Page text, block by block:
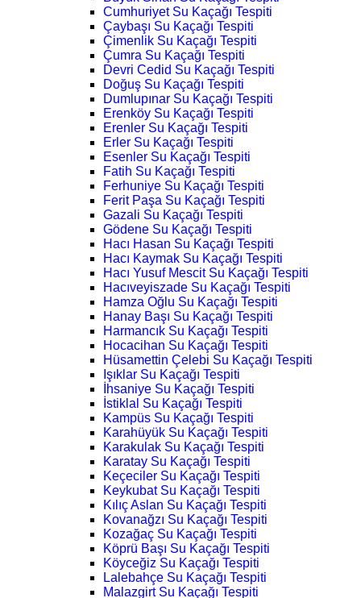
Cumhuriyet Su Kaçağı Tespiti
Çaybaşı Su Kaçağı Tespiti
Çimenlik Su Kaçağı Tespiti
Çumra Su Kaçağı Tespiti
Devri Cedid Su Kaçağı Tespiti
Doğuş Su Kaçağı Tespiti
Dumlupınar Su Kaçağı Tespiti
Erenköy Su Kaçağı Tespiti
Erenler Su Kaçağı Tespiti
Erler Su Kaçağı Tespiti
Esenler Su Kaçağı Tespiti
Fatih Su Kaçağı Tespiti
Ferhuniye Su Kaçağı Tespiti
Ferit Paşa Su Kaçağı Tespiti
Gazali Su Kaçağı Tespiti
Gödene Su Kaçağı Tespiti
Hacı Hasan Su Kaçağı Tespiti
Hacı Kaymak Su Kaçağı Tespiti
Hacı Yusuf Mescit Su Kaçağı Tespiti
Hacıveyiszade Su Kaçağı Tespiti
Hamza Oğlu Su Kaçağı Tespiti
Hanay Başı Su Kaçağı Tespiti
Harmancık Su Kaçağı Tespiti
Hocacihan Su Kaçağı Tespiti
Hüsamettin Çelebi Su Kaçağı Tespiti
Işıklar Su Kaçağı Tespiti
İhsaniye Su Kaçağı Tespiti
İstiklal Su Kaçağı Tespiti
Kampüs Su Kaçağı Tespiti
Karahüyük Su Kaçağı Tespiti
Karakulak Su Kaçağı Tespiti
Karatay Su Kaçağı Tespiti
Keçeciler Su Kaçağı Tespiti
Keykubat Su Kaçağı Tespiti
Kılıç Aslan Su Kaçağı Tespiti
Kovanağzı Su Kaçağı Tespiti
Kozağaç Su Kaçağı Tespiti
Köprü Başı Su Kaçağı Tespiti
Köyceğiz Su Kaçağı Tespiti
Lalebahçe Su Kaçağı Tespiti
Malazgirt Su Kaçağı Tespiti